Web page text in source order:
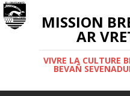
MISSION
AR
VIVRE LA CULTURE
BEVAÑ